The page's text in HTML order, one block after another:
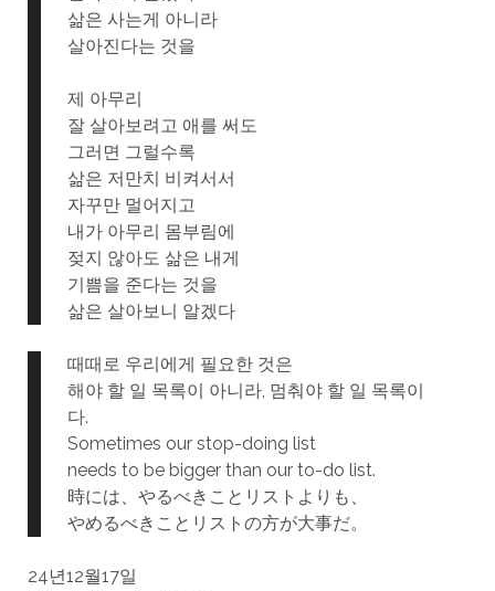
삶은 사는게 아니라
살아진다는 것을
제 아무리
잘 살아보려고 애를 써도
그러면 그럴수록
삶은 저만치 비켜서서
자꾸만 멀어지고
내가 아무리 몸부림에
젖지 않아도 삶은 내게
기쁨을 준다는 것을
삶은 살아보니 알겠다
때때로 우리에게 필요한 것은
해야 할 일 목록이 아니라, 멈춰야 할 일 목록이
다.
Sometimes our stop-doing list
needs to be bigger than our to-do list.
時には、やるべきことリストよりも、
やめるべきことリストの方が大事だ。
24년12월17일